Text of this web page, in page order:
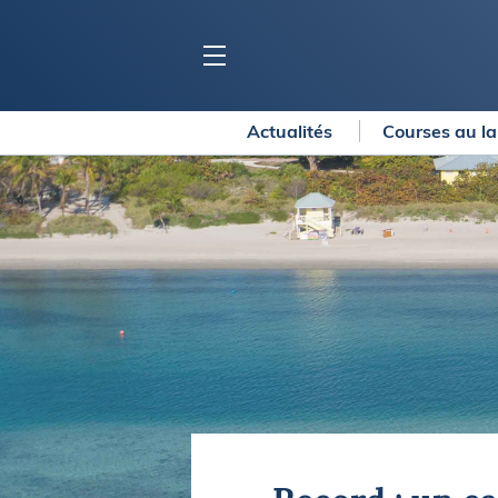
BLOC MARINE
Ports
Carnets de voyage
Dossiers de la rédaction
Collection Bloc Marine
Application Bloc Marine
Règlementation
BATEAUX
Actualités Courses au